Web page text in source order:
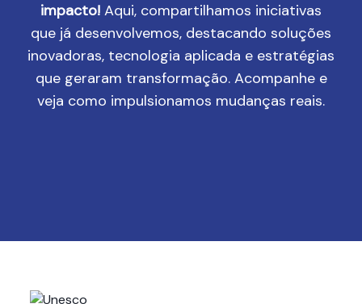
impacto! Aqui, compartilhamos iniciativas
que já desenvolvemos, destacando soluções
inovadoras, tecnologia aplicada e estratégias
que geraram transformação. Acompanhe e
veja como impulsionamos mudanças reais.